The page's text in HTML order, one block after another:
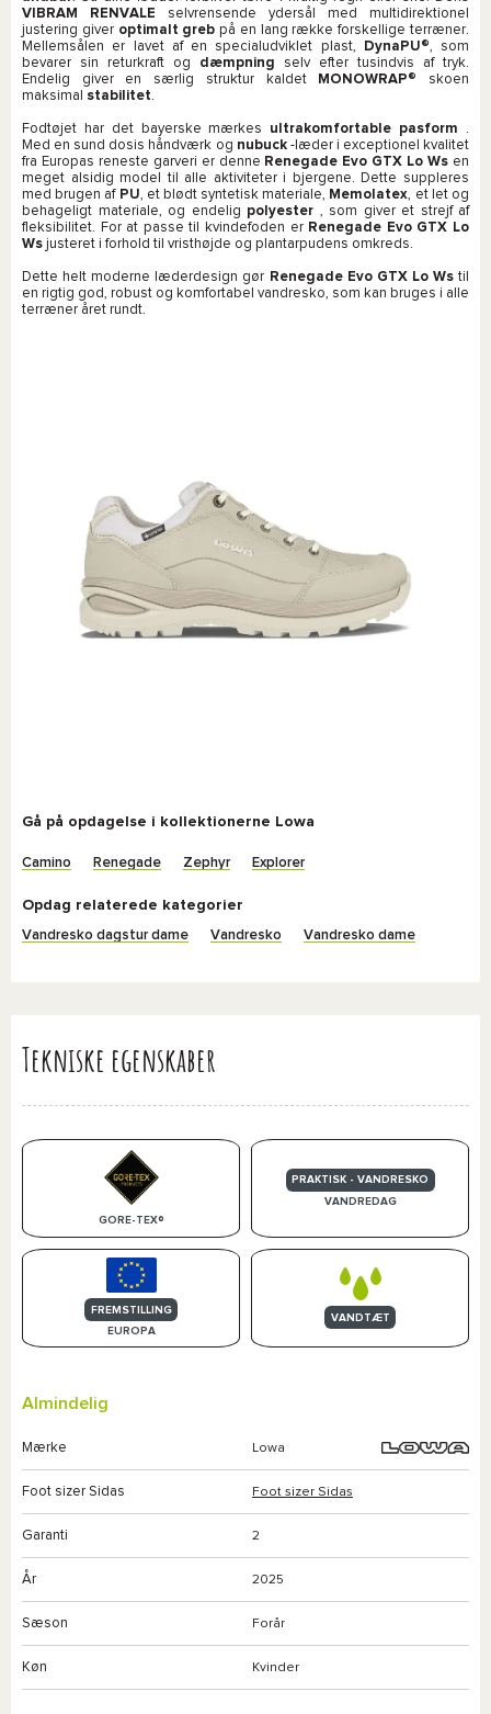
VIBRAM RENVALE selvrensende ydersål med multidirektionel
justering giver optimalt greb på en lang række forskellige terræner.
Mellemsålen er lavet af en specialudviklet plast,
DynaPU®, som
bevarer sin returkraft og dæmpning selv efter tusindvis af tryk.
Endelig giver en særlig struktur kaldet
MONOWRAP® skoen
maksimal stabilitet.
Fodtøjet har det bayerske mærkes ultrakomfortable pasform .
Med en sund dosis håndværk og nubuck-læder i exceptionel kvalitet
fra Europas reneste garveri er denne Renegade Evo GTX Lo Ws en
meget alsidig model til alle aktiviteter i bjergene. Dette suppleres
med brugen af PU, et blødt syntetisk materiale, Memolatex, et let og
behageligt materiale, og endelig polyester , som giver et strejf af
fleksibilitet. For at passe til kvindefoden er Renegade Evo GTX Lo
Ws justeret i forhold til vristhøjde og plantarpudens omkreds.
Dette helt moderne læderdesign gør Renegade Evo GTX Lo Wstil
en rigtig god, robust og komfortabel vandresko, som kan bruges i alle
terræner året rundt.
Gå på opdagelse i kollektionerne Lowa
Camino Renegade Zephyr Explorer
Opdag relaterede kategorier
Vandresko dagstur dame Vandresko Vandresko dame
Tekniske egenskaber
GORE-TEX®
PRAKTISK - VANDRESKO
VANDREDAG
FREMSTILLING
EUROPA
VANDTÆT
Almindelig
Mærke Lowa
Foot sizer Sidas Foot sizer Sidas
Garanti 2
År 2025
Sæson Forår
Køn Kvinder